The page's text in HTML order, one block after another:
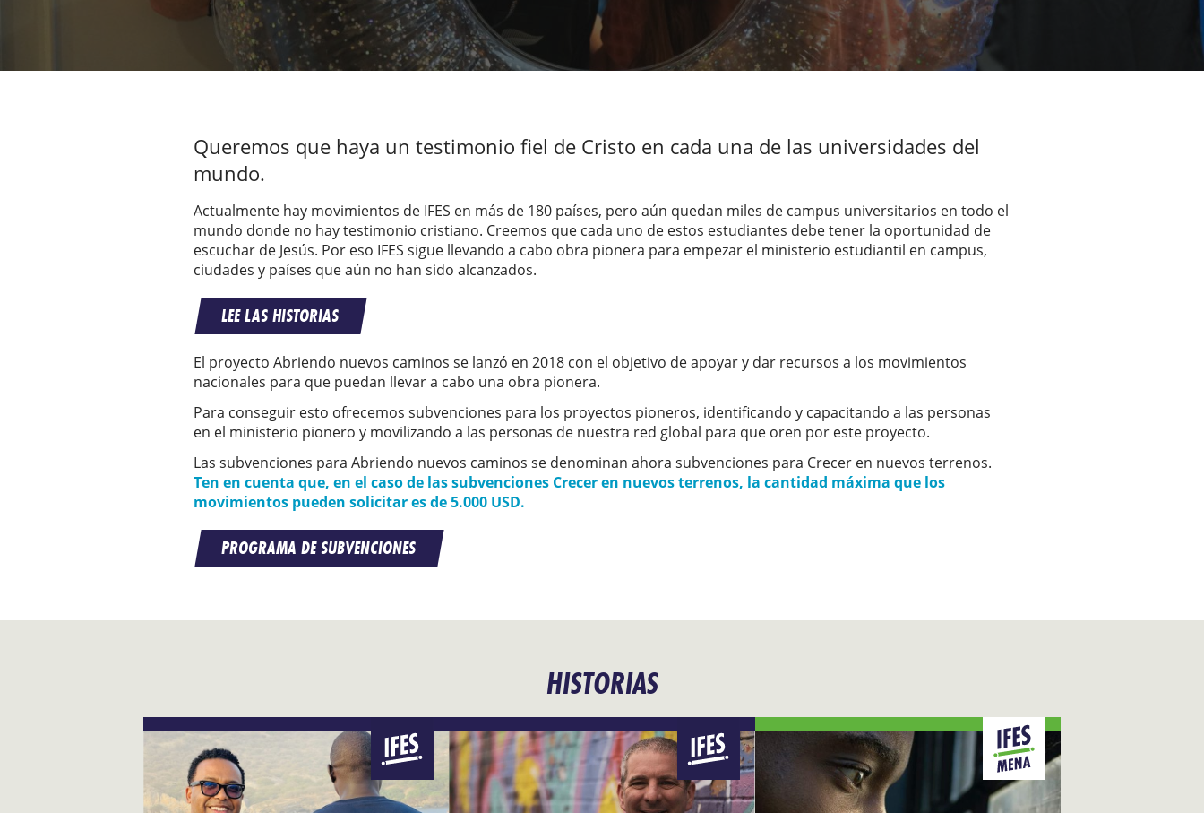
Queremos que haya un testimonio fiel de Cristo en cada una de las universidades del
mundo.
Actualmente hay movimientos de IFES en más de 180 países, pero aún quedan miles de campus universitarios en todo el
mundo donde no hay testimonio cristiano. Creemos que cada uno de estos estudiantes debe tener la oportunidad de
escuchar de Jesús. Por eso IFES sigue llevando a cabo obra pionera para empezar el ministerio estudiantil en campus,
ciudades y países que aún no han sido alcanzados.
LEE LAS HISTORIAS
El proyecto Abriendo nuevos caminos se lanzó en 2018 con el objetivo de apoyar y dar recursos a los movimientos
nacionales para que puedan llevar a cabo una obra pionera.
Para conseguir esto ofrecemos subvenciones para los proyectos pioneros, identificando y capacitando a las personas
en el ministerio pionero y movilizando a las personas de nuestra red global para que oren por este proyecto.
Las subvenciones para Abriendo nuevos caminos se denominan ahora subvenciones para Crecer en nuevos terrenos.
Ten en cuenta que, en el caso de las subvenciones Crecer en nuevos terrenos, la cantidad máxima que los
movimientos pueden solicitar es de 5.000 USD.
PROGRAMA DE SUBVENCIONES
HISTORIAS